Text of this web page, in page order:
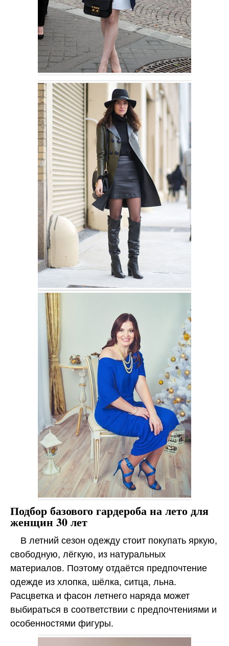
Подбор базового гардероба на лето для
женщин 30 лет
В летний сезон одежду стоит покупать яркую,
свободную, лёгкую, из натуральных
материалов. Поэтому отдаётся предпочтение
одежде из хлопка, шёлка, ситца, льна.
Расцветка и фасон летнего наряда может
выбираться в соответствии с предпочтениями и
особенностями фигуры.